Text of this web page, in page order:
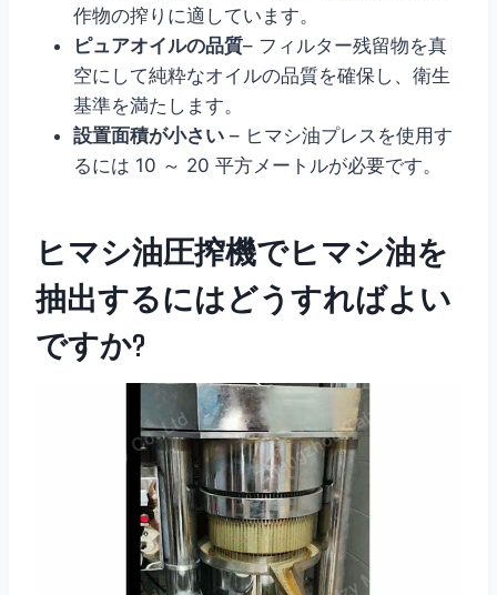
作物の搾りに適しています。
ピュアオイルの品質– フィルター残留物を真
空にして純粋なオイルの品質を確保し、衛生
基準を満たします。
設置面積が小さい – ヒマシ油プレスを使用す
るには 10 ～ 20 平方メートルが必要です。
ヒマシ油圧搾機でヒマシ油を
抽出するにはどうすればよい
ですか?